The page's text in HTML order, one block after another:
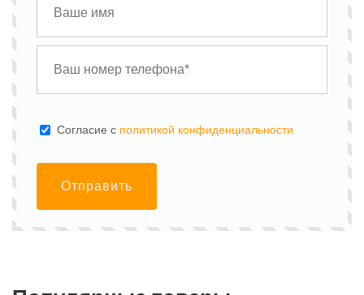
Cогласие с политикой конфиденциальности
Отправить